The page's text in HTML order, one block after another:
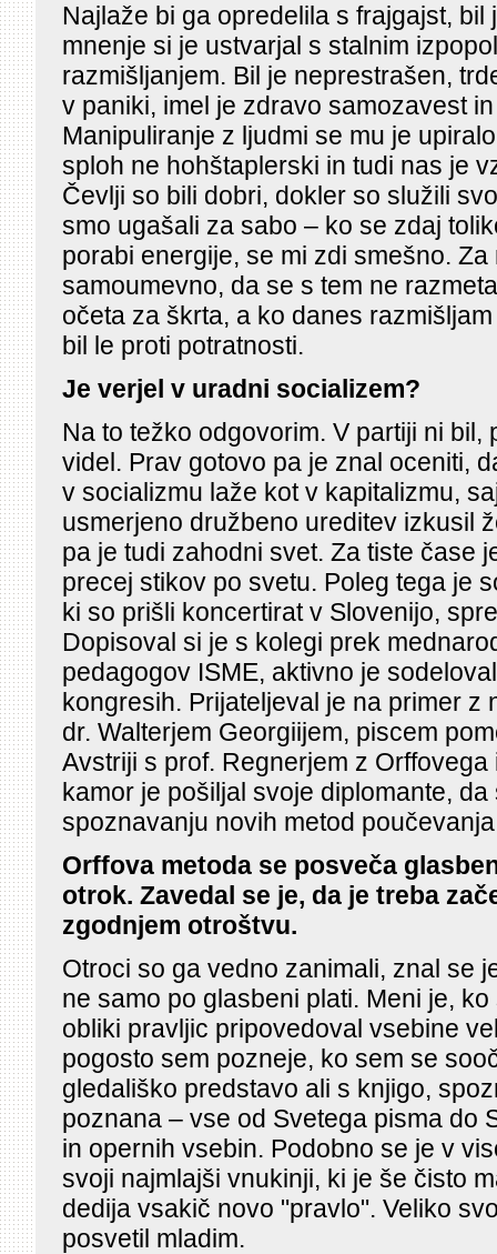
Najlaže bi ga opredelila s frajgajst, bil
mnenje si je ustvarjal s stalnim
razmišljanjem. Bil je neprestrašen,
v paniki, imel je zdravo samozavest
Manipuliranje z ljudmi se mu je
sploh ne hohštaplerski in tudi nas je
Čevlji so bili dobri, dokler so služili
smo ugašali za sabo – ko se zdaj
porabi energije, se mi zdi smešno.
samoumevno, da se s tem ne
očeta za škrta, a ko danes
bil le proti potratnosti.
Je verjel v uradni socializem?
Na to težko odgovorim. V partiji ni bil,
videl. Prav gotovo pa je znal oceniti,
v socializmu laže kot v kapitalizmu,
usmerjeno družbeno ureditev izkusil
pa je tudi zahodni svet. Za tiste čase
precej stikov po svetu. Poleg tega je
ki so prišli koncertirat v Slovenijo,
Dopisoval si je s kolegi prek
pedagogov ISME, aktivno je
kongresih. Prijateljeval je na primer z
dr. Walterjem Georgiijem, piscem
Avstriji s prof. Regnerjem z
kamor je pošiljal svoje diplomante,
spoznavanju novih metod
Orffova metoda se posveča
otrok. Zavedal se je, da je treba
zgodnjem otroštvu.
Otroci so ga vedno zanimali, znal se
ne samo po glasbeni plati. Meni je,
obliki pravljic pripovedoval vsebine
pogosto sem pozneje, ko sem se
gledališko predstavo ali s knjigo,
poznana – vse od Svetega pisma do
in opernih vsebin. Podobno se je v
svoji najmlajši vnukinji, ki je še čisto
dedija vsakič novo "pravlo". Veliko
posvetil mladim.